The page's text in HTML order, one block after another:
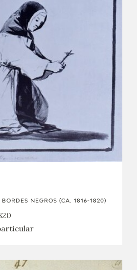
NEGROS (CA. 1816-1820)